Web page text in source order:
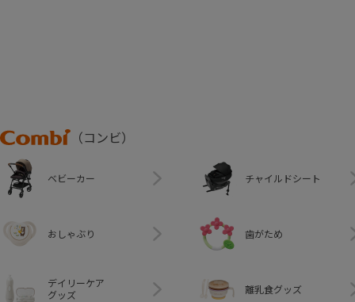
Combi
（コンビ）
ベビーカー チャイルドシート
おしゃぶり 歯がため
デイリーケア
グッズ
離乳食グッズ